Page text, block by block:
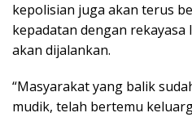
kepolisian juga akan terus
kepadatan dengan
akan dijalankan.
“Masyarakat yang balik
mudik, telah bertemu